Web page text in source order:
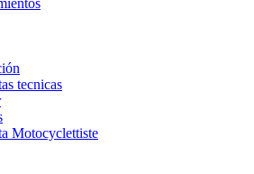
tecnicas
Motocyclettiste